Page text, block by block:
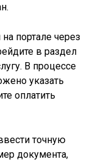
портале через
в раздел
В процессе
указать
оплатить
точную
документа,